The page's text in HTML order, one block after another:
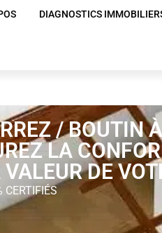
DIAGNOSTICS
/ BOUTIN
LA
DE
CERTIFIÉS